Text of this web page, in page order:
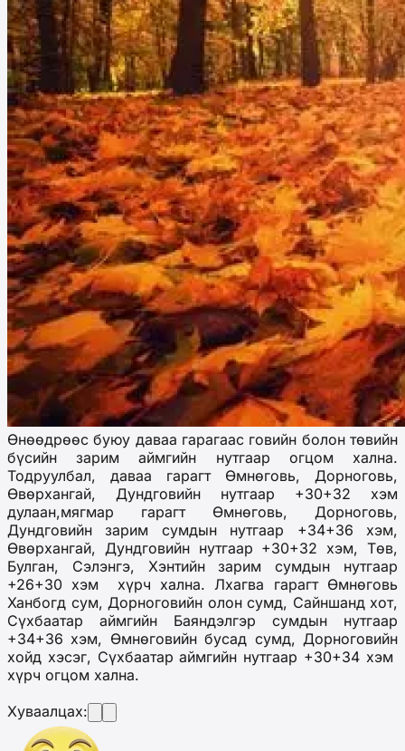
Өнөөдрөөс буюу даваа гарагаас говийн болон төвийн
бүсийн зарим аймгийн нутгаар огцом хална.
Тодруулбал, даваа гарагт Өмнөговь, Дорноговь,
Өвөрхангай, Дундговийн нутгаар +30+32 хэм
дулаан,мягмар гарагт Өмнөговь, Дорноговь,
Дундговийн зарим сумдын нутгаар +34+36 хэм,
Өвөрхангай, Дундговийн нутгаар +30+32 хэм, Төв,
Булган, Сэлэнгэ, Хэнтийн зарим сумдын нутгаар
+26+30 хэм хүрч хална. Лхагва гарагт Өмнөговь
Ханбогд сум, Дорноговийн олон сумд, Сайншанд хот,
Сүхбаатар аймгийн Баяндэлгэр сумдын нутгаар
+34+36 хэм, Өмнөговийн бусад сумд, Дорноговийн
хойд хэсэг, Сүхбаатар аймгийн нутгаар +30+34 хэм
хүрч огцом хална.
Хуваалцах: